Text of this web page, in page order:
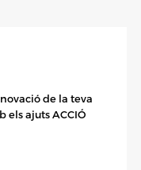
de la teva
els ajuts ACCIÓ